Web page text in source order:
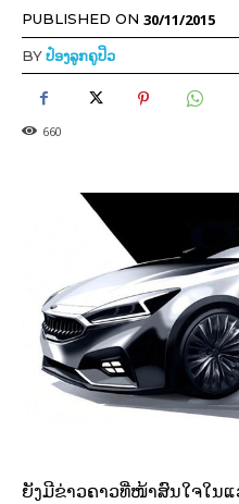
PUBLISHED ON 30/11/2015
BYປ໋ອງລູກຄູປິວ
660
ຍັງ​​ມີ​ຂ່າວ​ຄາວ​ທີ່​ໜ້າ​ສົນ​ໃຈ​ໃນ​ແ